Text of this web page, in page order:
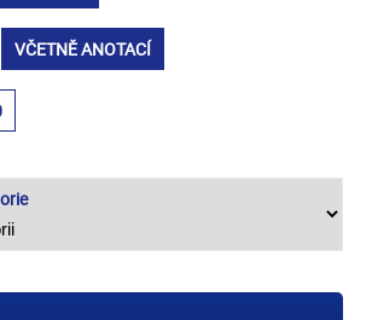
VČETNĚ ANOTACÍ